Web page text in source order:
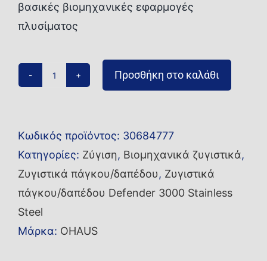
βασικές βιομηχανικές εφαρμογές
πλυσίματος
i-
D33XW60C1R6-
EU
ποσότητα
Προσθήκη στο καλάθι
Κωδικός προϊόντος: 30684777
Κατηγορίες: Ζύγιση, Βιομηχανικά ζυγιστικά,
Ζυγιστικά πάγκου/δαπέδου, Ζυγιστικά
πάγκου/δαπέδου Defender 3000 Stainless
Steel
Μάρκα: OHAUS